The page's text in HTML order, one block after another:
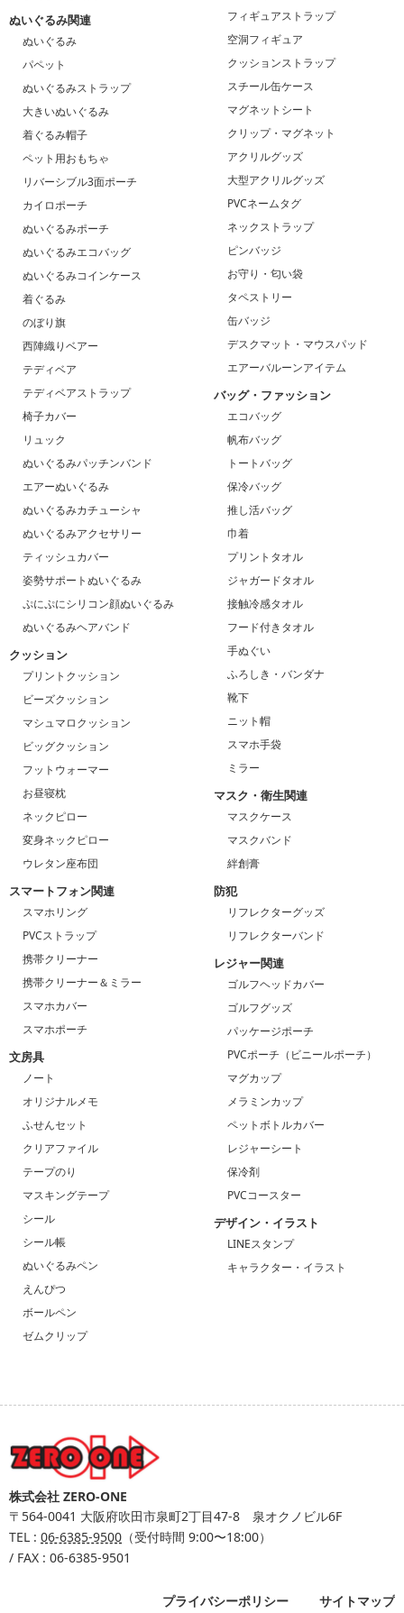
ぬいぐるみ関連
ぬいぐるみ
パペット
ぬいぐるみストラップ
大きいぬいぐるみ
着ぐるみ帽子
ペット用おもちゃ
リバーシブル3面ポーチ
カイロポーチ
ぬいぐるみポーチ
ぬいぐるみエコバッグ
ぬいぐるみコインケース
着ぐるみ
のぼり旗
西陣織りベアー
テディベア
テディベアストラップ
椅子カバー
リュック
ぬいぐるみパッチンバンド
エアーぬいぐるみ
ぬいぐるみカチューシャ
ぬいぐるみアクセサリー
ティッシュカバー
姿勢サポートぬいぐるみ
ぷにぷにシリコン顔ぬいぐるみ
ぬいぐるみヘアバンド
クッション
プリントクッション
ビーズクッション
マシュマロクッション
ビッグクッション
フットウォーマー
お昼寝枕
ネックピロー
変身ネックピロー
ウレタン座布団
スマートフォン関連
スマホリング
PVCストラップ
携帯クリーナー
携帯クリーナー＆ミラー
スマホカバー
スマホポーチ
文房具
ノート
オリジナルメモ
ふせんセット
クリアファイル
テープのり
マスキングテープ
シール
シール帳
ぬいぐるみペン
えんぴつ
ボールペン
ゼムクリップ
フィギュアストラップ
空洞フィギュア
クッションストラップ
スチール缶ケース
マグネットシート
クリップ・マグネット
アクリルグッズ
大型アクリルグッズ
PVCネームタグ
ネックストラップ
ピンバッジ
お守り・匂い袋
タペストリー
缶バッジ
デスクマット・マウスパッド
エアーバルーンアイテム
バッグ・ファッション
エコバッグ
帆布バッグ
トートバッグ
保冷バッグ
推し活バッグ
巾着
プリントタオル
ジャガードタオル
接触冷感タオル
フード付きタオル
手ぬぐい
ふろしき・バンダナ
靴下
ニット帽
スマホ手袋
ミラー
マスク・衛生関連
マスクケース
マスクバンド
絆創膏
防犯
リフレクターグッズ
リフレクターバンド
レジャー関連
ゴルフヘッドカバー
ゴルフグッズ
パッケージポーチ
PVCポーチ（ビニールポーチ）
マグカップ
メラミンカップ
ペットボトルカバー
レジャーシート
保冷剤
PVCコースター
デザイン・イラスト
LINEスタンプ
キャラクター・イラスト
株式会社 ZERO-ONE
〒564-0041 大阪府吹田市泉町2丁目47-8 泉オクノビル6F
TEL : 06-6385-9500 （受付時間 9:00〜18:00）
/ FAX : 06-6385-9501
プライバシーポリシー サイトマップ